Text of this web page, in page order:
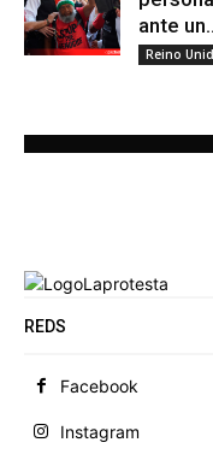
ante
Reino
REDS
Facebook
Instagram